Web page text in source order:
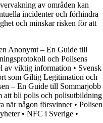
av områden kan
incidenter och förhindra
och minskar risken för att
Anonymt – En Guide till
och Polisens
av viktig information • Svensk
som Giltig Legitimation och
– En Guide till Sommarjobb
att bli polis och polisutbildning
när någon försvinner• Polisen
• NFC i Sverige •